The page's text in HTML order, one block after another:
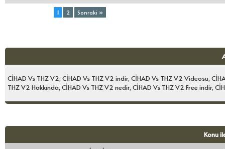
1 2 Sonraki »
CİHAD Vs THZ V2, CİHAD Vs THZ V2 indir, CİHAD Vs THZ V2 Videosu,
THZ V2 Hakkında, CİHAD Vs THZ V2 nedir, CİHAD Vs THZ V2 Free indir,
Konu